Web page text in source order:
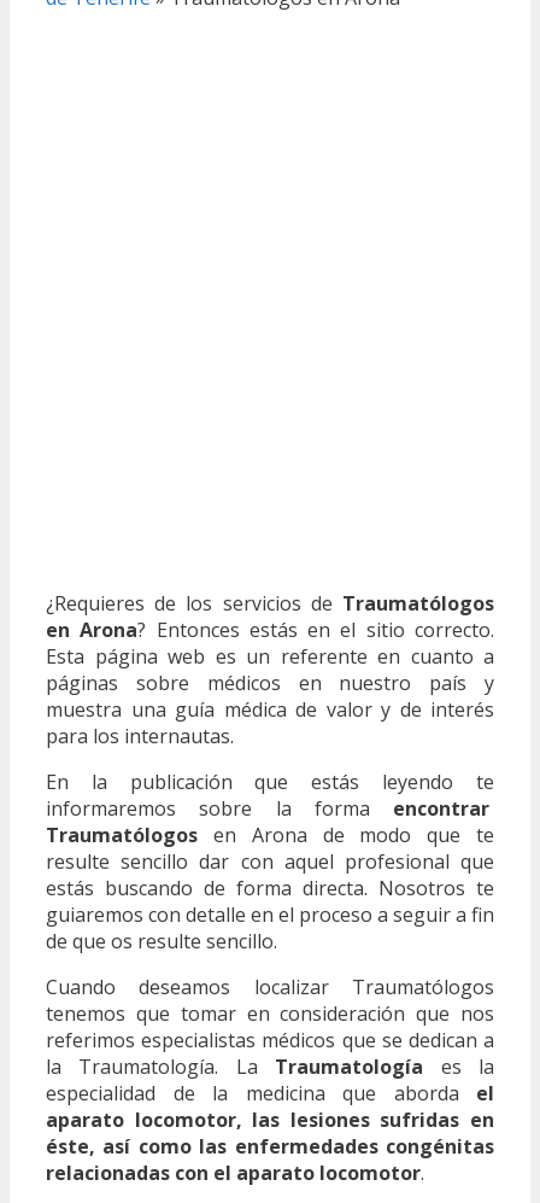
¿Requieres de los servicios de Traumatólogos
en Arona? Entonces estás en el sitio correcto.
Esta página web es un referente en cuanto a
páginas sobre médicos en nuestro país y
muestra una guía médica de valor y de interés
para los internautas.
En la publicación que estás leyendo te
informaremos sobre la forma encontrar
Traumatólogos en Arona de modo que te
resulte sencillo dar con aquel profesional que
estás buscando de forma directa. Nosotros te
guiaremos con detalle en el proceso a seguir a fin
de que os resulte sencillo.
Cuando deseamos localizar Traumatólogos
tenemos que tomar en consideración que nos
referimos especialistas médicos que se dedican a
la Traumatología. La Traumatología es la
especialidad de la medicina que aborda el
aparato locomotor, las lesiones sufridas en
éste, así como las enfermedades congénitas
relacionadas con el aparato locomotor.